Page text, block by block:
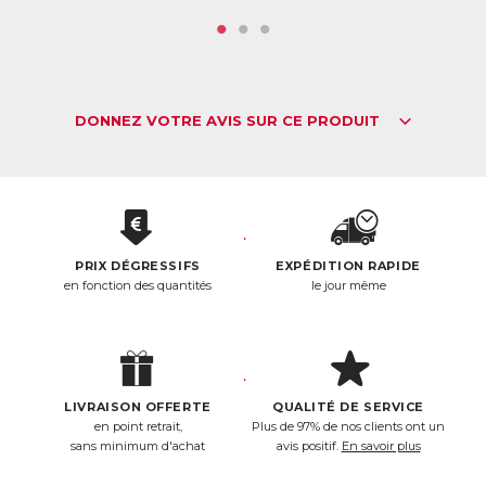
Lutter contre la fatigue
6276966
3770011802524
Télécharger la fiche produit
DONNEZ VOTRE AVIS SUR CE PRODUIT
PRIX DÉGRESSIFS
en fonction des quantités
EXPÉDITION RAPIDE
le jour même
LIVRAISON OFFERTE
en point retrait,
sans minimum d'achat
QUALITÉ DE SERVICE
Plus de 97% de nos clients ont un
avis positif. En savoir plus